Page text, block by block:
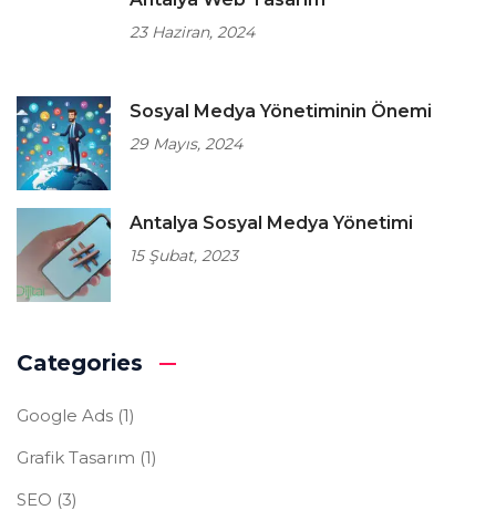
23 Haziran, 2024
Sosyal Medya Yönetiminin Önemi
29 Mayıs, 2024
Antalya Sosyal Medya Yönetimi
15 Şubat, 2023
Categories
Google Ads (1)
Grafik Tasarım (1)
SEO (3)